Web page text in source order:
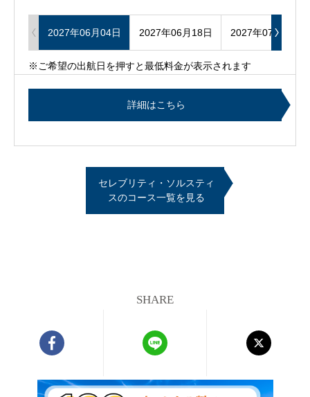
2027年06月04日 2027年06月18日 2027年07月02日
※ご希望の出航日を押すと最低料金が表示されます
詳細はこちら
セレブリティ・ソルスティ
スのコース一覧を見る
SHARE